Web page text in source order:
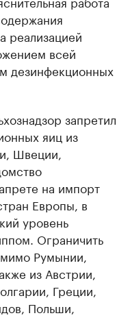
реализацией
всей
дезинфекционных
запретил
яиц из
Швеции,
на импорт
Европы, в
уровень
Ограничить
Румынии,
из Австрии,
Греции,
Польши,